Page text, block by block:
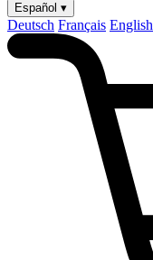
Español ▾
Deutsch Français English